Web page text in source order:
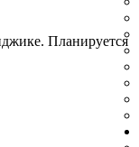
Планируется